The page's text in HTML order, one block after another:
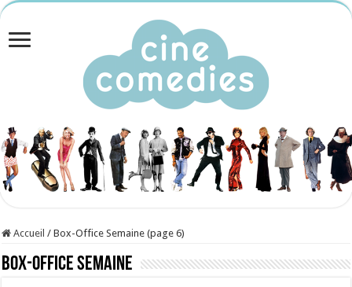
Accueil / Box-Office Semaine (page 6)
Box-Office Semaine